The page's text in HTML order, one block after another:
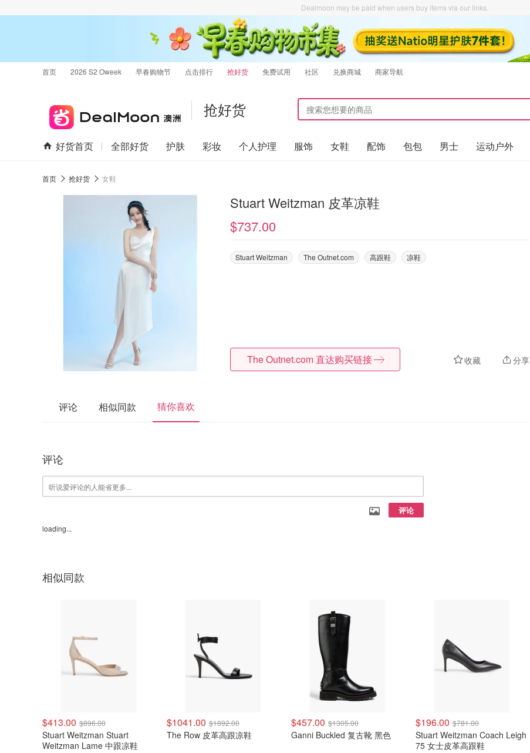
Dealmoon may be paid when users buy items via our links.
首页 2026 S2 Oweek 早春购物节 点击排行 抢好货 免费试用 社区 兑换商城 商家导航
抢好货
好货首页 全部好货 护肤 彩妆 个人护理 服饰 女鞋 配饰 包包 男士 运动户外
首页 抢好货 女鞋
Stuart Weitzman 皮革凉鞋
$737.00
Stuart Weitzman The Outnet.com 高跟鞋 凉鞋
收藏 分享
The Outnet.com 直达购买链接
评论 相似同款 猜你喜欢
评论
评论
loading...
相似同款
$413.00 $896.00
Stuart Weitzman Stuart
Weitzman Lame 中跟凉鞋
$1041.00 $1892.00
The Row 皮革高跟凉鞋
$457.00 $1305.00
Ganni Buckled 复古靴 黑色
$196.00 $781.00
Stuart Weitzman Coach Leigh
75 女士皮革高跟鞋